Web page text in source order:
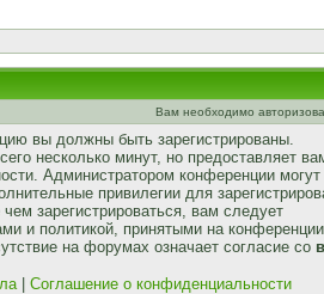
Вам необходимо
вы должны быть зарегистрированы.
несколько минут, но предоставляет
Администратором конференции
привилегии для
зарегистрироваться, вам следует
и политикой, принятыми на
на форумах означает согласие со
| Соглашение о конфиденциальности